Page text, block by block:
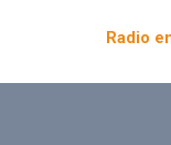
Radio